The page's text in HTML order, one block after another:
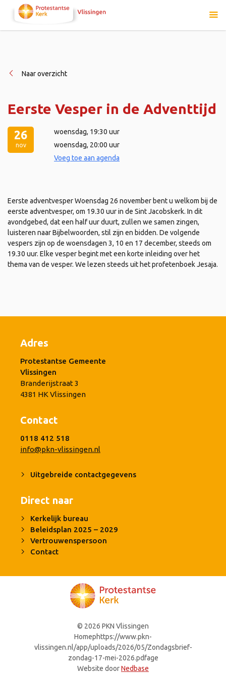
Naar overzicht
Eerste Vesper in de Adventtijd
26
nov
woensdag, 19:30 uur
woensdag, 20:00 uur
Voeg toe aan agenda
Eerste adventvesper Woensdag 26 november bent u welkom bij de
eerste adventvesper, om 19.30 uur in de Sint Jacobskerk. In dit
avondgebed, dat een half uur duurt, zullen we samen zingen,
luisteren naar Bijbelwoorden, stil zijn en bidden. De volgende
vespers zijn op de woensdagen 3, 10 en 17 december, steeds om
19.30 uur. Elke vesper begint met een korte inleiding over het
thema van de vesper. We lezen steeds uit het profetenboek Jesaja.
Adres
Protestantse Gemeente
Vlissingen
Branderijstraat 3
4381 HK Vlissingen
Contact
0118 412 518
info@pkn-vlissingen.nl
Uitgebreide contactgegevens
Direct naar
Kerkelijk bureau
Beleidsplan 2025 – 2029
Vertrouwenspersoon
Contact
© 2026 PKN Vlissingen
Homephttps://www.pkn-
vlissingen.nl/app/uploads/2026/05/Zondagsbrief-
zondag-17-mei-2026.pdfage
Website doorNedbase